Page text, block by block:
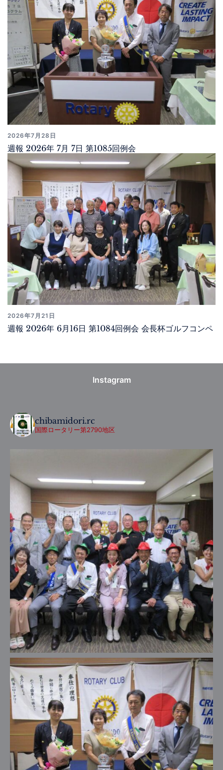
2026年7月28日
週報 2026年 7月 7日 第1085回例会
2026年7月21日
週報 2026年 6月16日 第1084回例会 会長杯ゴルフコンペ
Instagram
chibamidori.rc
国際ロータリー第2790地区